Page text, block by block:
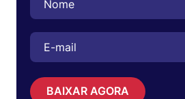
BAIXAR AGORA